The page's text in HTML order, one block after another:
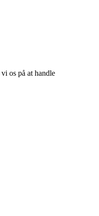
os på at handle